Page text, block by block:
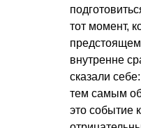
тот момент,
внутренне
сказали
тем самым
это событие